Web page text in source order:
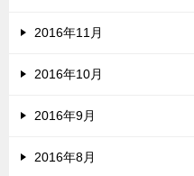
2016年11月
2016年10月
2016年9月
2016年8月